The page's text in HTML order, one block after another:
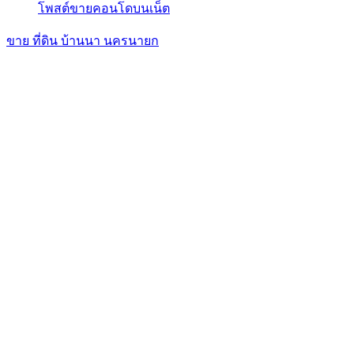
โพสต์ขายคอนโดบนเน็ต
ขาย ที่ดิน บ้านนา นครนายก